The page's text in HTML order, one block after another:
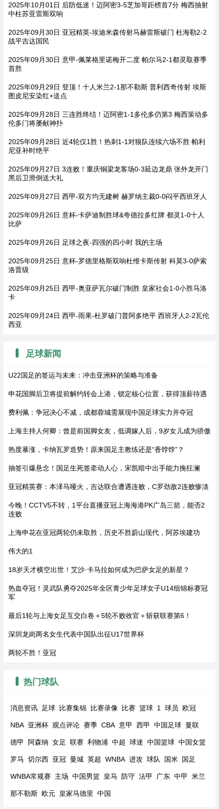
2025年10月01日 后防低迷！迈阿密3-5芝加哥距榜首7分 梅西抽射
中柱苏亚雷斯双响
2025年09月30日 亚冠精英-埃迪米森传射马赫雷斯破门 杜海勒2-2
战平吉达国民
2025年09月30日 意甲-佩莱格里诺梅开二度 帕尔马2-1都灵取赛季
首胜
2025年09月29日 登顶！十人米兰2-1那不勒斯 普利西奇传射 埃斯
图皮尼安染红+送点
2025年09月28日 三连胜终结！迈阿密1-1多伦多仍第3 梅西策动多
伦多门将屡献神扑
2025年09月28日 近4轮仅1胜！热刺1-1对狼队连续六场不胜 帕利
尼亚补时绝平
2025年09月27日 3连败！重庆铜梁龙客场0-3延边龙鼎 张外龙开门
黑后卫滑倒送大礼
2025年09月27日 西甲-双方均无建树 赫罗纳主裁0-0闷平西班牙人
2025年09月26日 意杯-卡萨迪制胜球&夸德拉多红牌 都灵1-0十人
比萨
2025年09月26日 足球之夜-四强的四小时 我的主场
2025年09月25日 意杯-罗德里格斯双响杜维卡斯传射 科莫3-0萨索
洛晋级
2025年09月25日 西甲-奥亚萨瓦尔破门制胜 皇家社会1-0小胜马洛
卡
2025年09月24日 西甲-雨果-杜罗破门普阿多绝平 西班牙人2-2瓦伦
西亚
足球新闻
U22国足的签运与未来：冲击亚洲杯的策略与准备
申花国脚后卫将提前解约转会上港，锁定核心位置，获得顶薪待遇
费利佩：争冠决心不减，成都蓉城需展现中国足球实力并夺冠
上海主持人何卿：曾是前国脚女友，低调嫁人后，9岁女儿成为骄傲
热度暴涨，卡纳瓦罗造势！原来国足主教练还是“香饽饽”？
抽签引爆悬念！国足生死签牵动人心，宋凯暗中出手能力挽狂澜
亚冠精英赛：本泽马哑火，吉达联合遭遇连败，C罗劲敌2连败惨淡
今晚！CCTV5不转，1平台直播亚冠上海海港PK广岛三箭，能否2
连败
上海申花在亚冠两轮仍未取胜，历史不胜蔚山现代，阿苏埃建功
伟大的1
18岁天才横空出世！艾沙·卡马拉如何成为巴萨女足的新星？
热血夺冠！灵武队勇夺2025年全区青少年足球女子U14组锦标赛冠
军
最后1轮与上海女足互交白卷＋5轮不败收官＋斩获联赛第6！
深圳龙岗两名女生代表中国队出征U17世界杯
两轮不胜！亚冠
热门球队
消息资讯 足球 比赛集锦 比赛录像 比赛 篮球 1 球员 欧冠
NBA 亚洲杯 观点评论 赛季 CBA 意甲 西甲 中国足球 曼联
德甲 阿森纳 女足 联赛 利物浦 中超 球迷 中国篮球 中国女篮
罗马 切尔西 亚冠 曼城 英超 WNBA 进攻 球队 国米 国足
WNBA常规赛 主场 中国男篮 皇马 防守 法甲 广东 中甲 米兰
那不勒斯 欧元 皇家马德里 中国